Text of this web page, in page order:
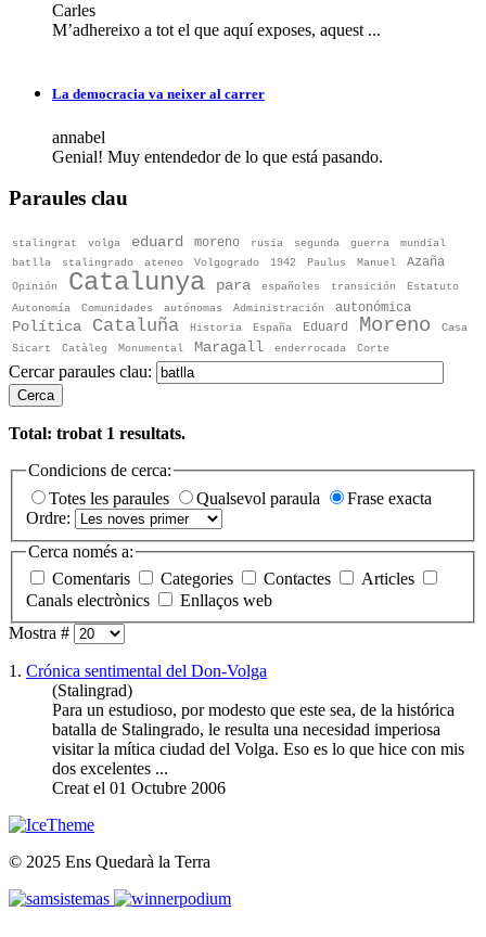
Carles
M’adhereixo a tot el que aquí exposes, aquest ...
La democracia va neixer al carrer
annabel
Genial! Muy entendedor de lo que está pasando.
Paraules clau
stalingrat volga eduard moreno rusia segunda guerra
mundial
batlla
stalingrado ateneo Volgogrado 1942 Paulus Manuel Azaña
Opinión Catalunya para españoles transición
Estatuto
Autonomía
Comunidades autónomas Administración autonómica
Política Cataluña Historia España Eduard Moreno
Casa
Sicart
Catàleg Monumental Maragall enderrocada Corte
Cercar paraules clau:
Cerca
Total: trobat 1 resultats.
Condicions de cerca:
Totes les paraules
Qualsevol paraula
Frase exacta
Ordre:
Cerca només a:
Comentaris
Categories Contactes
Articles
Canals electrònics
Enllaços web
Mostra #
1. Crónica sentimental del Don-Volga
(Stalingrad)
Para un estudioso, por modesto que este sea, de la histórica
batalla de Stalingrado, le resulta una necesidad imperiosa
visitar la mítica ciudad del Volga. Eso es lo que hice con mis
dos excelentes ...
Creat el 01 Octubre 2006
© 2025 Ens Quedarà la Terra